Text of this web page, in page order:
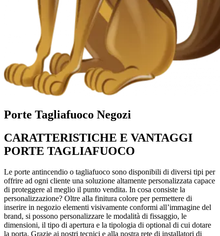
Porte Tagliafuoco Negozi
CARATTERISTICHE E VANTAGGI
PORTE TAGLIAFUOCO
Le porte antincendio o tagliafuoco sono disponibili di diversi tipi per
offrire ad ogni cliente una soluzione altamente personalizzata capace
di proteggere al meglio il punto vendita. In cosa consiste la
personalizzazione? Oltre alla finitura colore per permettere di
inserire in negozio elementi visivamente conformi all’immagine del
brand, si possono personalizzare le modalità di fissaggio, le
dimensioni, il tipo di apertura e la tipologia di optional di cui dotare
la porta. Grazie ai nostri tecnici e alla nostra rete di installatori di